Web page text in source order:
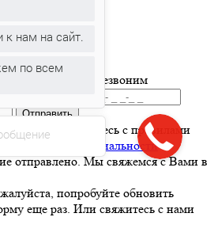
и мы вам перезвоним
Отправить
вы соглашаетесь с правилами
конфиденциальности
отправлено. Мы свяжемся с Вами в
попробуйте обновить
еще раз. Или свяжитесь с нами
к нам на сайт.
по всем